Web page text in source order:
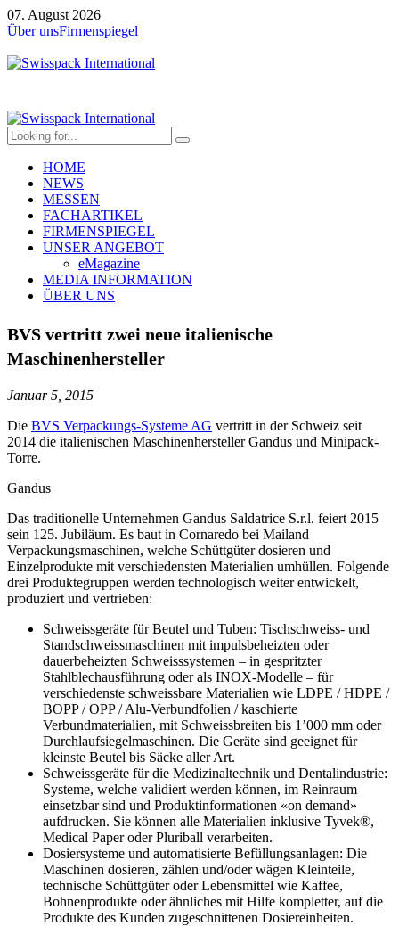
07. August 2026
Über unsFirmenspiegel
HOME
NEWS
MESSEN
FACHARTIKEL
FIRMENSPIEGEL
UNSER ANGEBOT
eMagazine
MEDIA INFORMATION
ÜBER UNS
BVS vertritt zwei neue italienische
Maschinenhersteller
Januar 5, 2015
Die BVS Verpackungs-Systeme AG vertritt in der Schweiz seit
2014 die italienischen Maschinenhersteller Gandus und Minipack-
Torre.
Gandus
Das traditionelle Unternehmen Gandus Saldatrice S.r.l. feiert 2015
sein 125. Jubiläum. Es baut in Cornaredo bei Mailand
Verpackungsmaschinen, welche Schüttgüter dosieren und
Einzelprodukte mit verschiedensten Materialien umhüllen. Folgende
drei Produktegruppen werden technologisch weiter entwickelt,
produziert und vertrieben:
Schweissgeräte für Beutel und Tuben: Tischschweiss- und
Standschweissmaschinen mit impulsbeheizten oder
dauerbeheizten Schweisssystemen – in gespritzter
Stahlblechausführung oder als INOX-Modelle – für
verschiedenste schweissbare Materialien wie LDPE / HDPE /
BOPP / OPP / Alu-Verbundfolien / kaschierte
Verbundmaterialien, mit Schweissbreiten bis 1’000 mm oder
Durchlaufsiegelmaschinen. Die Geräte sind geeignet für
kleinste Beutel bis Säcke aller Art.
Schweissgeräte für die Medizinaltechnik und Dentalindustrie:
Systeme, welche validiert werden können, im Reinraum
einsetzbar sind und Produktinformationen «on demand»
aufdrucken. Sie können alle Materialien inklusive Tyvek®,
Medical Paper oder Pluriball verarbeiten.
Dosiersysteme und automatisierte Befüllungsanlagen: Die
Maschinen dosieren, zählen und/oder wägen Kleinteile,
technische Schüttgüter oder Lebensmittel wie Kaffee,
Bohnenprodukte oder ähnliches mit Hilfe kompletter, auf die
Produkte des Kunden zugeschnittenen Dosiereinheiten.